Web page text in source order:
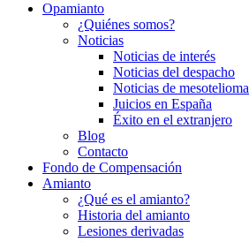
Opamianto
¿Quiénes somos?
Noticias
Noticias de interés
Noticias del despacho
Noticias de mesotelioma
Juicios en España
Éxito en el extranjero
Blog
Contacto
Fondo de Compensación
Amianto
¿Qué es el amianto?
Historia del amianto
Lesiones derivadas